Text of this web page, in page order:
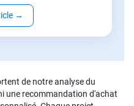
→
de notre analyse du
une recommandation d'achat